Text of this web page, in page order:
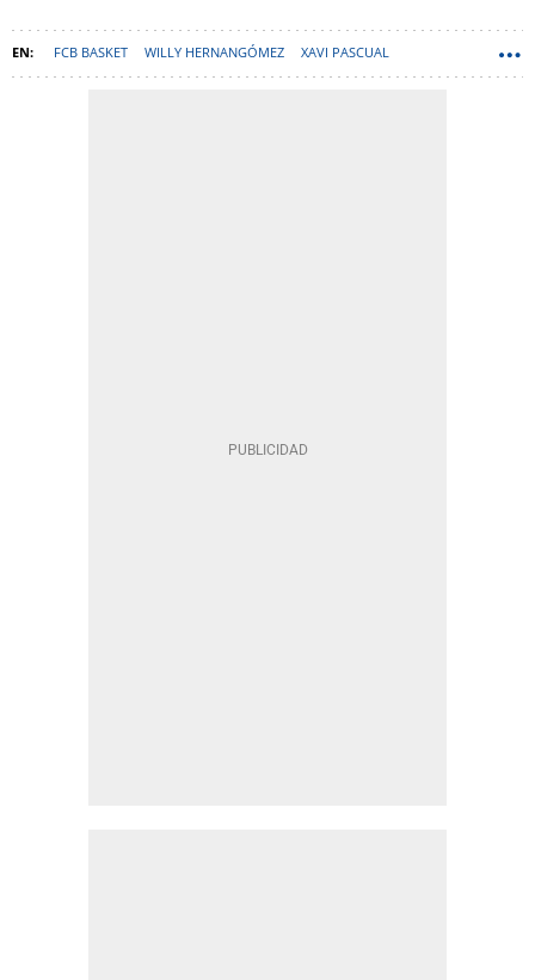
FCB BASKET WILLY HERNANGÓMEZ XAVI PASCUAL